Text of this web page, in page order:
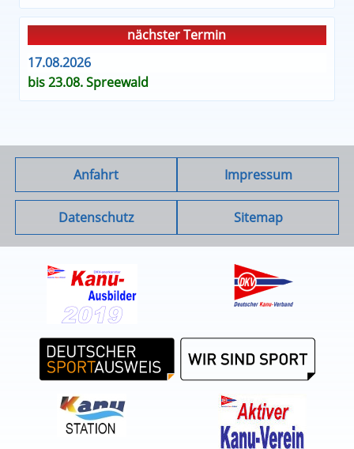
nächster Termin
17.08.2026
bis 23.08. Spreewald
Anfahrt Impressum
Datenschutz Sitemap